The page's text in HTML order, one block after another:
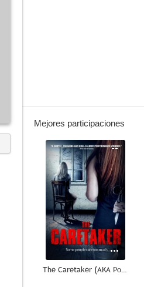
Mejores participaciones
--
The Caretaker (AKA Portend)